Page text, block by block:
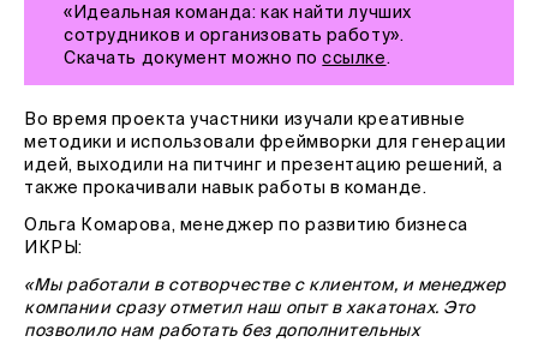
«Идеальная команда: как найти лучших
сотрудников и организовать работу».
Скачать документ можно поссылке.
Во время проекта участники изучали креативные
методики и использовали фреймворки для генерации
идей, выходили на питчинг и презентацию решений, а
также прокачивали навык работы в команде.
Ольга Комарова, менеджер по развитию бизнеса
ИКРЫ:
«Мы работали в сотворчестве с клиентом, и менеджер
компании сразу отметил наш опыт в хакатонах. Это
позволило нам работать без дополнительных